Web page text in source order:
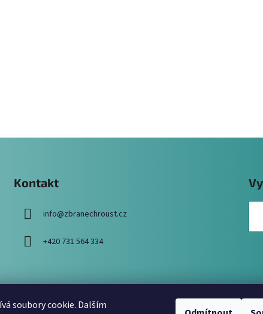
soubory cookie. Dalším
Kontakt
info@zbranechroust.cz
+420 731 564 334